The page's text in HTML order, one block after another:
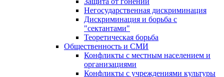
Негосударственная дискриминация
Дискриминация и борьба с
"сектантами"
Теоретическая борьба
Общественность и СМИ
Конфликты с местным населением и
организациями
Конфликты с учреждениями культуры